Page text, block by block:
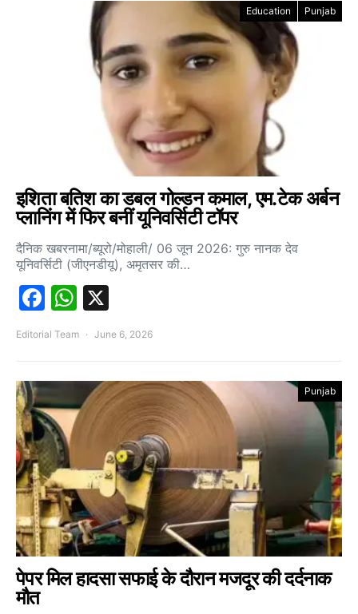
Education Punjab
इशिता बतिश का डबल गोल्डन कमाल, एम.टेक अर्बन
प्लानिंग में फिर बनीं यूनिवर्सिटी टॉपर
दैनिक खबरनामा/ब्यूरो/मोहाली/ 06 जून 2026: गुरु नानक देव
यूनिवर्सिटी (जीएनडीयू), अमृतसर की…
Facebook
WhatsApp
Editorial Team June 6, 2026
Punjab
पेपर मिल हादसा सफाई के दौरान मजदूर की दर्दनाक
मौत